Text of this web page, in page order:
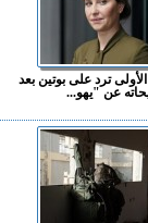
ترد على بوتين بعد
عن "يهو...